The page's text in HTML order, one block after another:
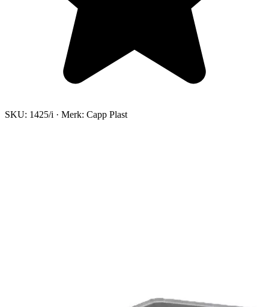
SKU: 1425/i · Merk: Capp Plast